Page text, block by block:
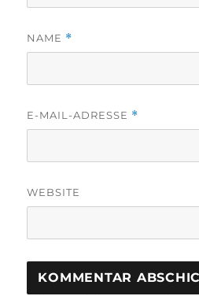
NAME *
E-MAIL-ADRESSE *
WEBSITE